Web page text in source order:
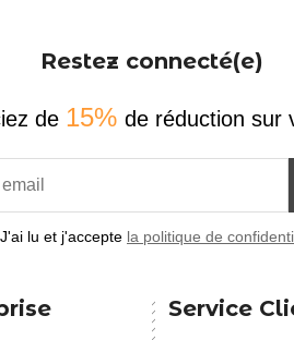
Restez connecté(e)
de 15% de réduction sur
J'ai lu et j'accepte la politique de
Service